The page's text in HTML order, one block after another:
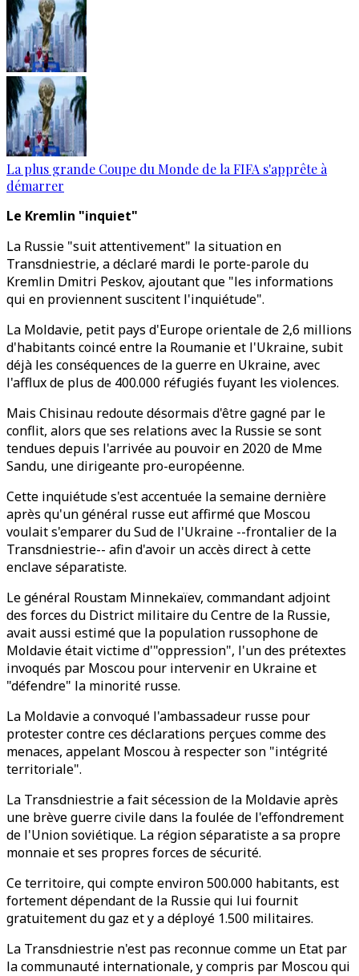
La plus grande Coupe du Monde de la FIFA s'apprête à
démarrer
Le Kremlin "inquiet"
La Russie "suit attentivement" la situation en
Transdniestrie, a déclaré mardi le porte-parole du
Kremlin Dmitri Peskov, ajoutant que "les informations
qui en proviennent suscitent l'inquiétude".
La Moldavie, petit pays d'Europe orientale de 2,6 millions
d'habitants coincé entre la Roumanie et l'Ukraine, subit
déjà les conséquences de la guerre en Ukraine, avec
l'afflux de plus de 400.000 réfugiés fuyant les violences.
Mais Chisinau redoute désormais d'être gagné par le
conflit, alors que ses relations avec la Russie se sont
tendues depuis l'arrivée au pouvoir en 2020 de Mme
Sandu, une dirigeante pro-européenne.
Cette inquiétude s'est accentuée la semaine dernière
après qu'un général russe eut affirmé que Moscou
voulait s'emparer du Sud de l'Ukraine --frontalier de la
Transdniestrie-- afin d'avoir un accès direct à cette
enclave séparatiste.
Le général Roustam Minnekaïev, commandant adjoint
des forces du District militaire du Centre de la Russie,
avait aussi estimé que la population russophone de
Moldavie était victime d'"oppression", l'un des prétextes
invoqués par Moscou pour intervenir en Ukraine et
"défendre" la minorité russe.
La Moldavie a convoqué l'ambassadeur russe pour
protester contre ces déclarations perçues comme des
menaces, appelant Moscou à respecter son "intégrité
territoriale".
La Transdniestrie a fait sécession de la Moldavie après
une brève guerre civile dans la foulée de l'effondrement
de l'Union soviétique. La région séparatiste a sa propre
monnaie et ses propres forces de sécurité.
Ce territoire, qui compte environ 500.000 habitants, est
fortement dépendant de la Russie qui lui fournit
gratuitement du gaz et y a déployé 1.500 militaires.
La Transdniestrie n'est pas reconnue comme un Etat par
la communauté internationale, y compris par Moscou qui